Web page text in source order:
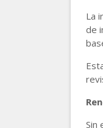
La
de
Sin